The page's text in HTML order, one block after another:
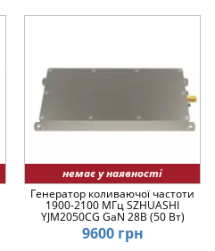
немає у наявності
Генератор коливаючої частоти
1900-2100 МГц SZHUASHI
YJM2050CG GaN 28В (50 Вт)
9600 грн